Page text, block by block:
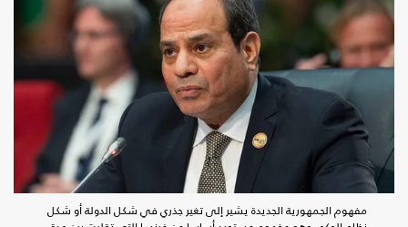
مفهوم الجمهورية الجديدة يشير إلى تغير جذري في شكل الدولة أو شكل